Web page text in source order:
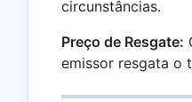
circunstâncias.
Preço de Resgate:
emissor resgata o